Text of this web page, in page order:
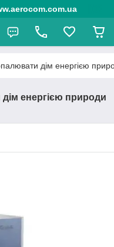
дім енергією
енергією природи